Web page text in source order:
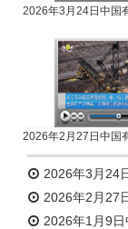
2026年3月24
2026年2月27
2026年1月9